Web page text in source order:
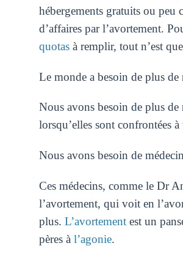
hébergements gratuits ou peu
d’affaires par l’avortement.
quotasà remplir, tout n’est
Le monde a besoin de plus
Nous avons besoin de plus de
lorsqu’elles sont confrontées
Nous avons besoin de
Ces médecins, comme le Dr
l’avortement, qui voit en
plus. L’avortement est un
pères à l’agonie.